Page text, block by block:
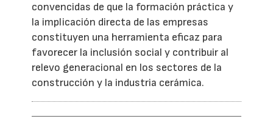
convencidas de que la formación práctica y
la implicación directa de las empresas
constituyen una herramienta eficaz para
favorecer la inclusión social y contribuir al
relevo generacional en los sectores de la
construcción y la industria cerámica.